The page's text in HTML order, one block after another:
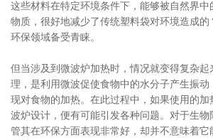
这些材料在特定环境条件下，能够被自然界
物质，很好地减少了传统塑料袋对环境造成的
环保领域备受青睐。
但当涉及到微波炉加热时，情况就变得复杂
理，是利用微波促使食物中的水分子产生振动
现对食物的加热。在此过程中，如果使用的加
波炉设计，便有可能引发各种问题。对于生物
管其在环保方面表现非常好，却并不意味着它